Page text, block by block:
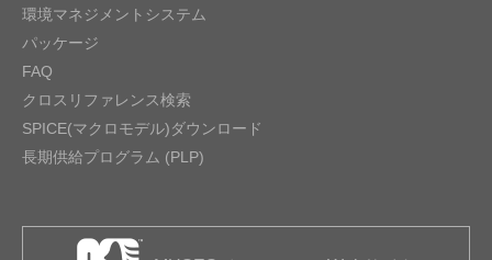
環境マネジメントシステム
パッケージ
FAQ
クロスリファレンス検索
SPICE(マクロモデル)ダウンロード
長期供給プログラム (PLP)